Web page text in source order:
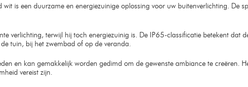
is een duurzame en energiezuinige oplossing voor uw buitenverlichting. De
verlichting, terwijl hij toch energiezuinig is. De IP65-classificatie betekent dat
tuin, bij het zwembad of op de veranda.
en kan gemakkelijk worden gedimd om de gewenste ambiance te creëren.
vereist zijn.